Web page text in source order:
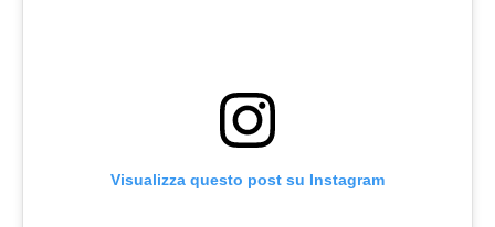
Visualizza questo post su Instagram